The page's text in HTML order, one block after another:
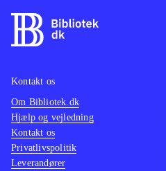
Kontakt os
Om Bibliotek.dk
Hjælp og vejledning
Kontakt os
Privatlivspolitik
Leverandører